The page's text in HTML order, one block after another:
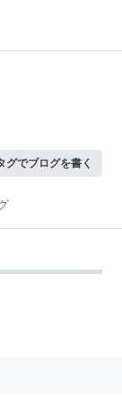
グでブログを書く